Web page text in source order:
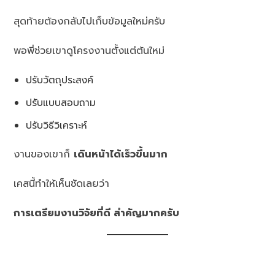
สุดท้ายต้องกลับไปเก็บข้อมูลใหม่ครับ
พอพี่ช่วยเขาดูโครงงานตั้งแต่ต้นใหม่
ปรับวัตถุประสงค์
ปรับแบบสอบถาม
ปรับวิธีวิเคราะห์
งานของเขาก็ เดินหน้าได้เร็วขึ้นมาก
เคสนี้ทำให้เห็นชัดเลยว่า
การเตรียมงานวิจัยที่ดี สำคัญมากครับ